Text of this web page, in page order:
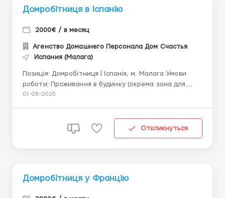
Домробітниця в Іспанію
2000€ / в месяц
Агенство Домашнего Персонала Дом Счастья
Испания (Малага)
Позиція: Домробітниця | Іспанія, м. Малага Умови
роботи: Проживання в будинку (окрема зона для
персоналу) Харчування + базові витрати покриває
01-08-2025
Откликнуться
Домробітниця у Францію